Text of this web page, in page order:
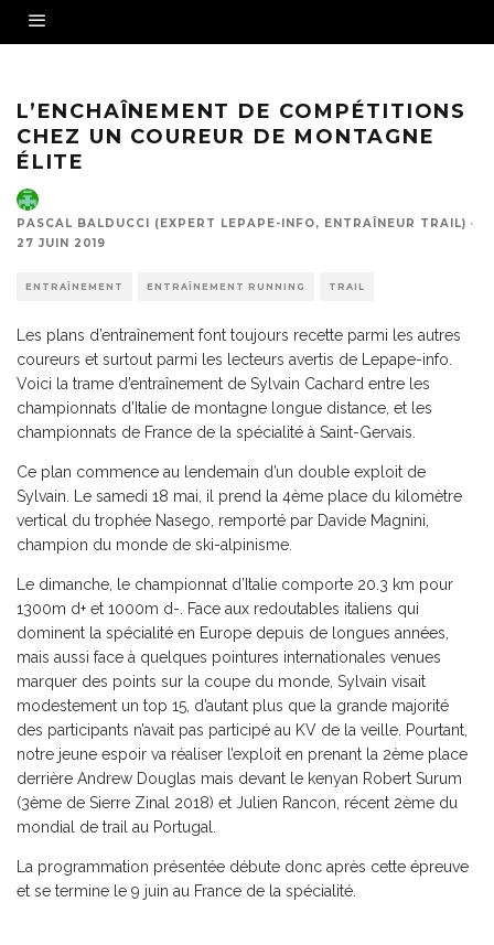
L’ENCHAÎNEMENT DE COMPÉTITIONS
CHEZ UN COUREUR DE MONTAGNE
ÉLITE
PASCAL BALDUCCI (EXPERT LEPAPE-INFO, ENTRAÎNEUR TRAIL) ·
27 JUIN 2019
ENTRAÎNEMENT ENTRAÎNEMENT RUNNING TRAIL
Les plans d’entraînement font toujours recette parmi les autres
coureurs et surtout parmi les lecteurs avertis de Lepape-info.
Voici la trame d’entraînement de Sylvain Cachard entre les
championnats d’Italie de montagne longue distance, et les
championnats de France de la spécialité à Saint-Gervais.
Ce plan commence au lendemain d’un double exploit de
Sylvain. Le samedi 18 mai, il prend la 4ème place du kilomètre
vertical du trophée Nasego, remporté par Davide Magnini,
champion du monde de ski-alpinisme.
Le dimanche, le championnat d’Italie comporte 20.3 km pour
1300m d+ et 1000m d-. Face aux redoutables italiens qui
dominent la spécialité en Europe depuis de longues années,
mais aussi face à quelques pointures internationales venues
marquer des points sur la coupe du monde, Sylvain visait
modestement un top 15, d’autant plus que la grande majorité
des participants n’avait pas participé au KV de la veille. Pourtant,
notre jeune espoir va réaliser l’exploit en prenant la 2ème place
derrière Andrew Douglas mais devant le kenyan Robert Surum
(3ème de Sierre Zinal 2018) et Julien Rancon, récent 2ème du
mondial de trail au Portugal.
La programmation présentée débute donc après cette épreuve
et se termine le 9 juin au France de la spécialité.